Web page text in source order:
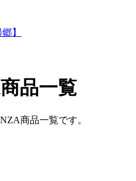
】
品一覧
商品一覧です。